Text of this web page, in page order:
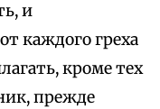
и
каждого греха
кроме тех
прежде